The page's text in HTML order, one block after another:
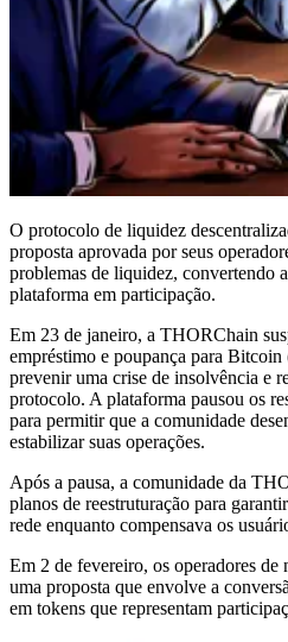
O protocolo de liquidez
proposta aprovada por seus
problemas de liquidez, convertendo
plataforma em participação.
Em 23 de janeiro, a THORChain
empréstimo e poupança para
prevenir uma crise de insolvência e
protocolo. A plataforma pausou os
para permitir que a comunidade
estabilizar suas operações.
Após a pausa, a comunidade da
planos de reestruturação para
rede enquanto compensava os
Em 2 de fevereiro, os operadores de
uma proposta que envolve a
em tokens que representam